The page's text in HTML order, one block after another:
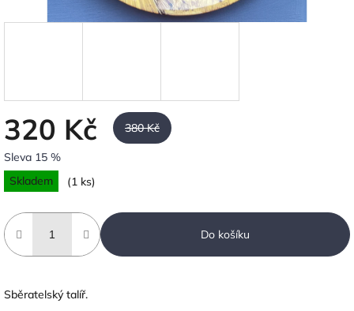
320 Kč 380 Kč
Sleva 15 %
Měrná
cena:
Skladem (1 ks)
Do košíku
Sběratelský talíř.